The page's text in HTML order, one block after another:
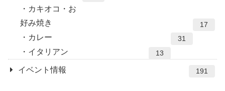
カキオコ・お
好み焼き
17
カレー 31
イタリアン 13
イベント情報 191